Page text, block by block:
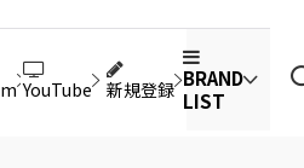
YouTube 新規登録 BRAND
LIST